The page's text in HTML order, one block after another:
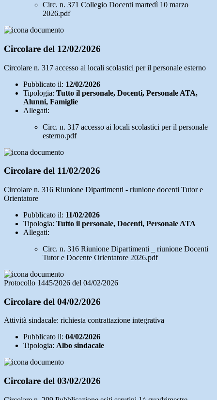
Circ. n. 371 Collegio Docenti martedì 10 marzo
2026.pdf
Circolare del 12/02/2026
Circolare n. 317 accesso ai locali scolastici per il personale esterno
Pubblicato il: 12/02/2026
Tipologia: Tutto il personale, Docenti, Personale ATA,
Alunni, Famiglie
Allegati:
Circ. n. 317 accesso ai locali scolastici per il personale
esterno.pdf
Circolare del 11/02/2026
Circolare n. 316 Riunione Dipartimenti - riunione docenti Tutor e
Orientatore
Pubblicato il: 11/02/2026
Tipologia: Tutto il personale, Docenti, Personale ATA
Allegati:
Circ. n. 316 Riunione Dipartimenti _ riunione Docenti
Tutor e Docente Orientatore 2026.pdf
Protocollo 1445/2026 del 04/02/2026
Circolare del 04/02/2026
Attività sindacale: richiesta contrattazione integrativa
Pubblicato il: 04/02/2026
Tipologia: Albo sindacale
Circolare del 03/02/2026